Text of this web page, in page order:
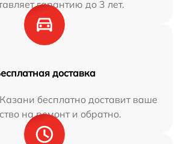
гарантию до 3 лет.
доставка
бесплатно доставит ваше
на ремонт и обратно.